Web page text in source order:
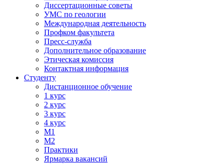
Диссертационные советы
УМС по геологии
Международная деятельность
Профком факультета
Пресс-служба
Дополнительное образование
Этическая комиссия
Контактная информация
Студенту
Дистанционное обучение
1 курс
2 курс
3 курс
4 курс
М1
М2
Практики
Ярмарка вакансий